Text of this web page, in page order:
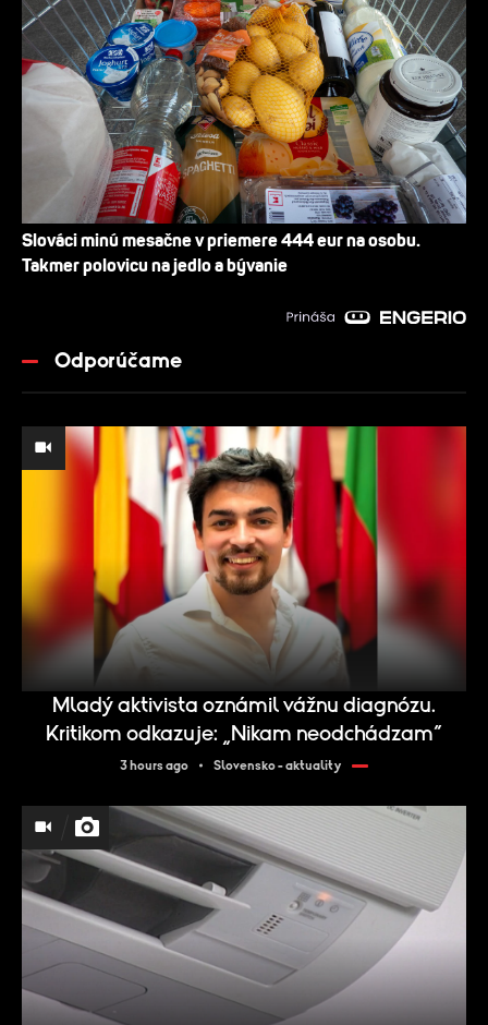
Slováci minú mesačne v priemere 444 eur na osobu.
Takmer polovicu na jedlo a bývanie
Odporúčame
Mladý aktivista oznámil vážnu diagnózu.
Kritikom odkazuje: „Nikam neodchádzam“
3 hours ago Slovensko - aktuality